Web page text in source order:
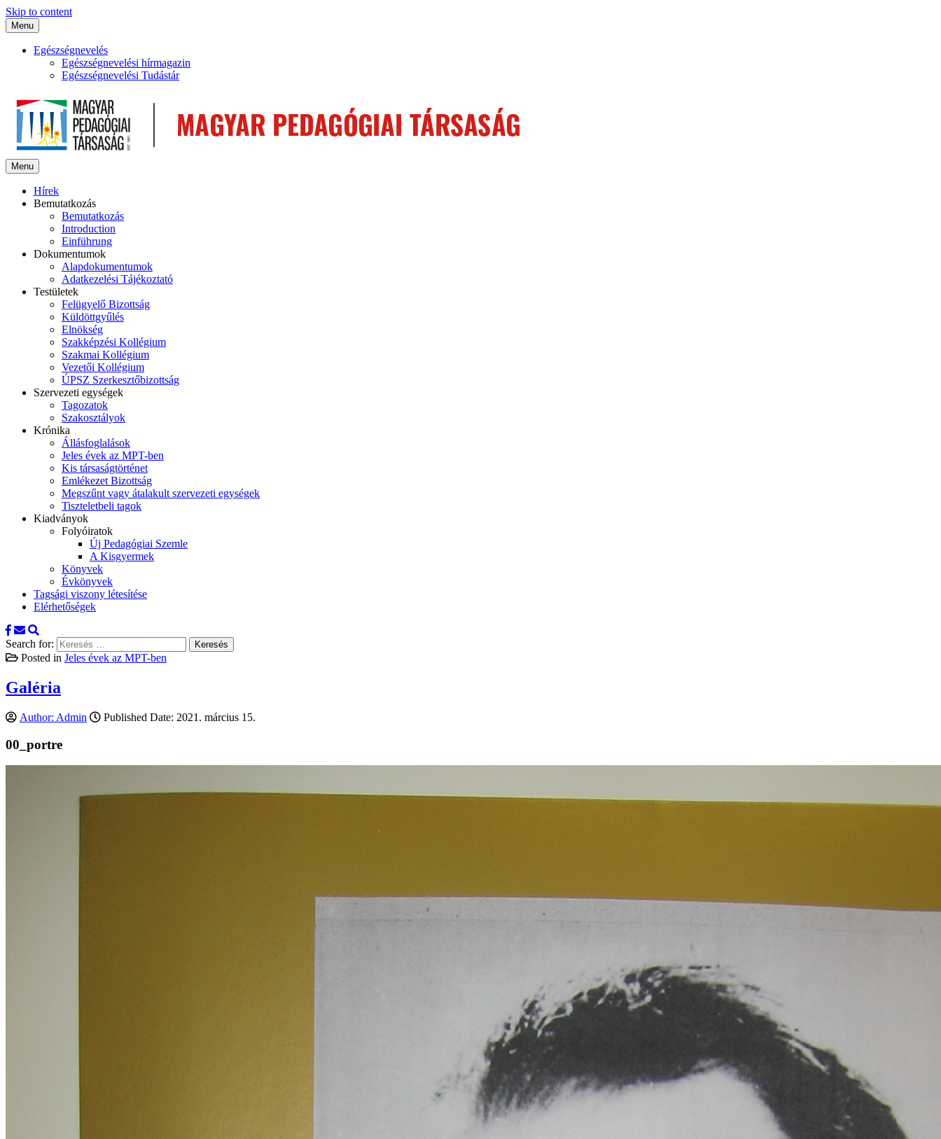
Skip to content
Menu
Egészségnevelés
Egészségnevelési hírmagazin
Egészségnevelési Tudástár
Menu
Hírek
Bemutatkozás
Bemutatkozás
Introduction
Einführung
Dokumentumok
Alapdokumentumok
Adatkezelési Tájékoztató
Testületek
Felügyelő Bizottság
Küldöttgyűlés
Elnökség
Szakképzési Kollégium
Szakmai Kollégium
Vezetői Kollégium
ÚPSZ Szerkesztőbizottság
Szervezeti egységek
Tagozatok
Szakosztályok
Krónika
Állásfoglalások
Jeles évek az MPT-ben
Kis társaságtörténet
Emlékezet Bizottság
Megszűnt vagy átalakult szervezeti egységek
Tiszteletbeli tagok
Kiadványok
Folyóiratok
Új Pedagógiai Szemle
A Kisgyermek
Könyvek
Évkönyvek
Tagsági viszony létesítése
Elérhetőségek
Search for:
Posted in Jeles évek az MPT-ben
Galéria
Author: Admin Published Date: 2021. március 15.
00_portre